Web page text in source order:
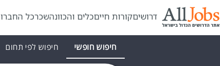
דרושיםקורות חייםכלים והכוונהשכרכל
חיפוש חופשי חיפוש לפי תחום